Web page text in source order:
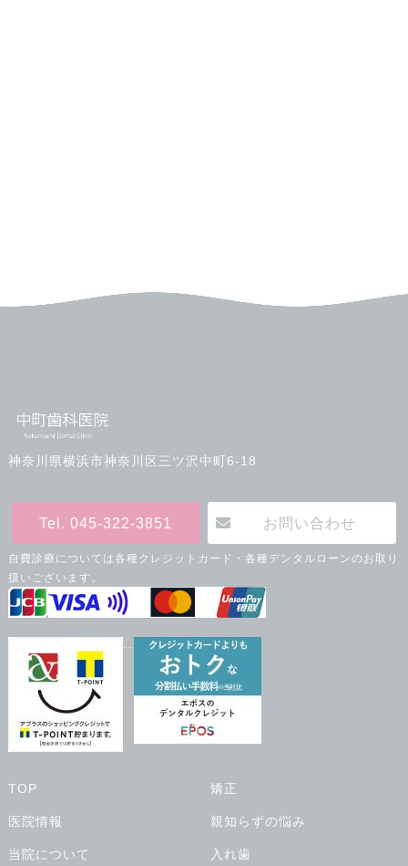
神奈川県横浜市神奈川区三ツ沢中町6-18
Tel. 045-322-3851 お問い合わせ
自費診療については各種クレジットカード・各種デンタルローンのお取り
扱いございます。
--
TOP
医院情報
当院について
矯正
親知らずの悩み
入れ歯